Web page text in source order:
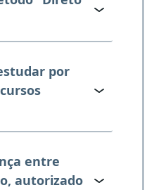
por
entre
autorizado